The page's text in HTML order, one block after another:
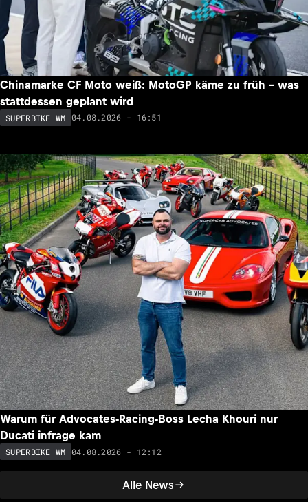
Alle News
Chinamarke CF Moto weiß: MotoGP käme zu früh – was
stattdessen geplant wird
SUPERBIKE WM 04.08.2026 - 16:51
Warum für Advocates-Racing-Boss Lecha Khouri nur
Ducati infrage kam
SUPERBIKE WM 04.08.2026 - 12:12